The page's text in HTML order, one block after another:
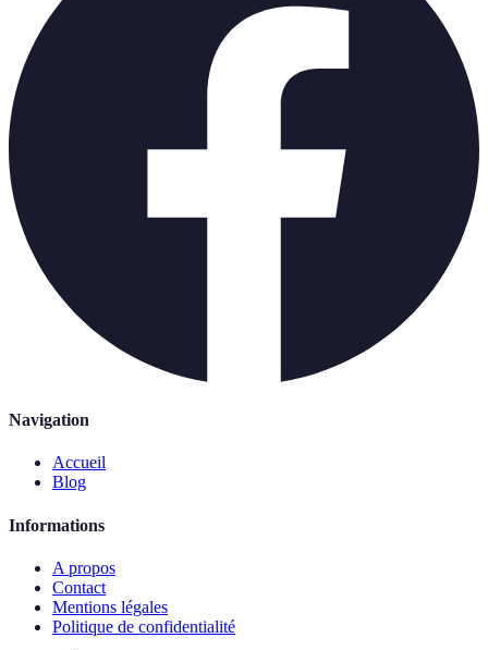
Navigation
Accueil
Blog
Informations
A propos
Contact
Mentions légales
Politique de confidentialité